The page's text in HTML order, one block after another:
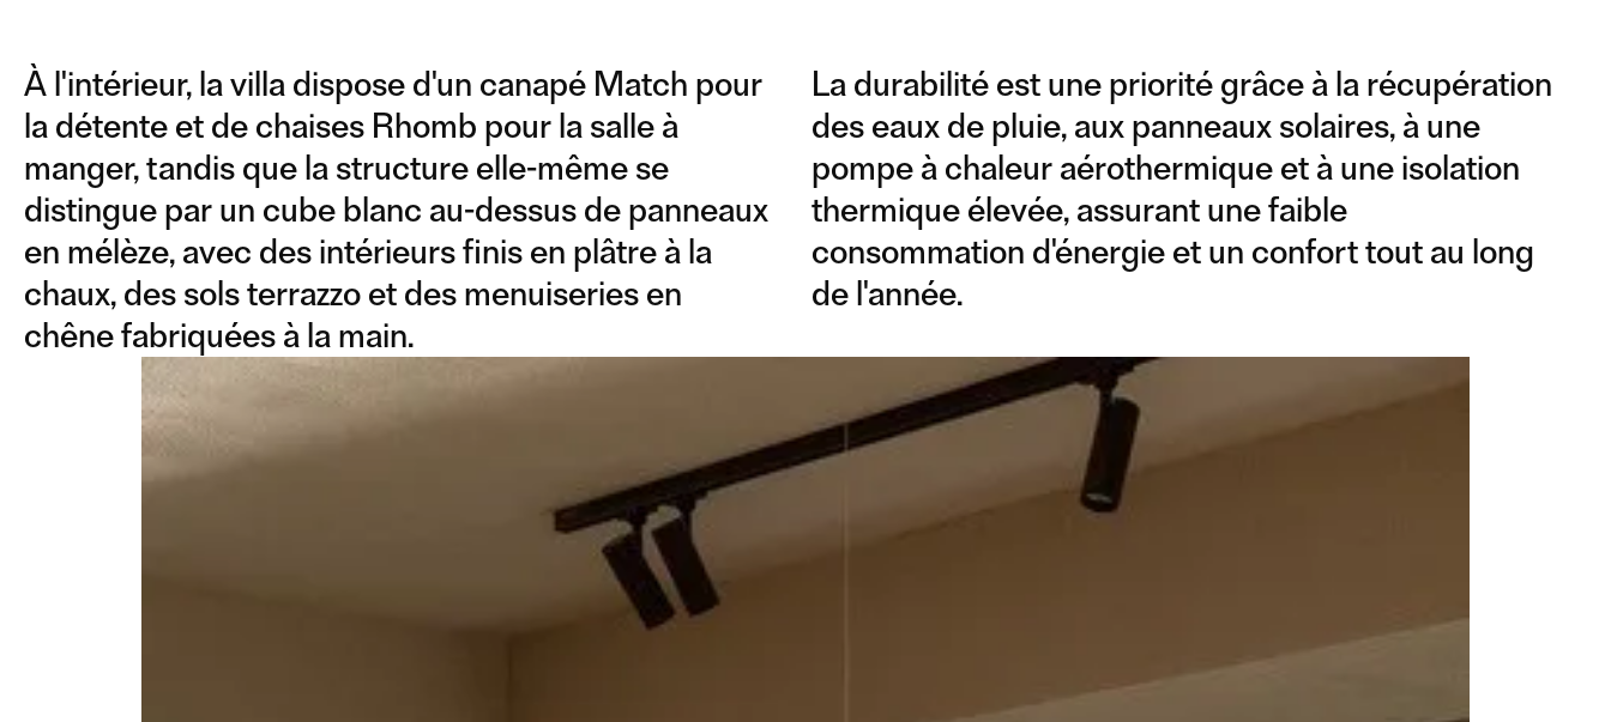
À l'intérieur, la villa dispose d'un canapé Match pour
la détente et de chaises Rhomb pour la salle à
manger, tandis que la structure elle-même se
distingue par un cube blanc au-dessus de panneaux
en mélèze, avec des intérieurs finis en plâtre à la
chaux, des sols terrazzo et des menuiseries en
chêne fabriquées à la main.
La durabilité est une priorité grâce à la récupération
des eaux de pluie, aux panneaux solaires, à une
pompe à chaleur aérothermique et à une isolation
thermique élevée, assurant une faible
consommation d'énergie et un confort tout au long
de l'année.